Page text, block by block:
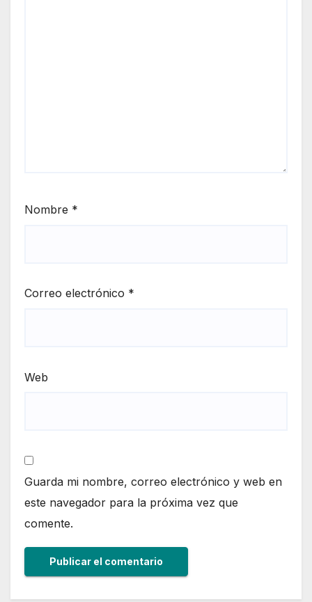
Nombre *
Correo electrónico *
Web
Guarda mi nombre, correo electrónico y web en
este navegador para la próxima vez que
comente.